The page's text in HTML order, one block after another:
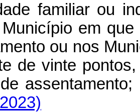
familiar ou
em
ou nos
de vinte
de